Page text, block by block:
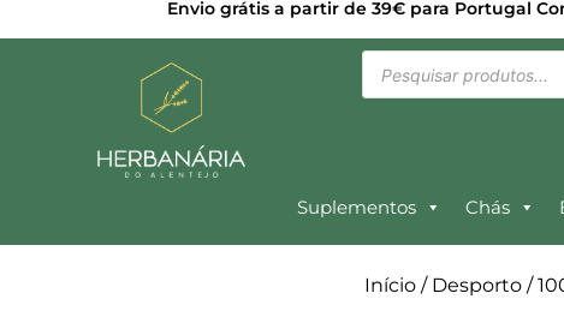
Envio grátis a partir de 39€ para Portugal
Suplementos Chás
Início/ Desporto/